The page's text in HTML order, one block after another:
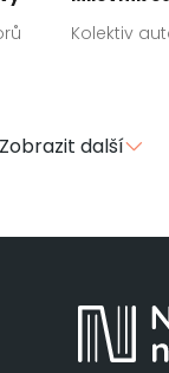
Kolektiv
Zobrazit další